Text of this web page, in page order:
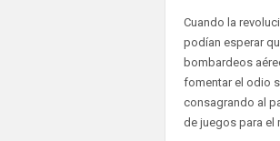
Cuando la
podían esperar
bombardeos
fomentar el odio
consagrando al
de juegos para el